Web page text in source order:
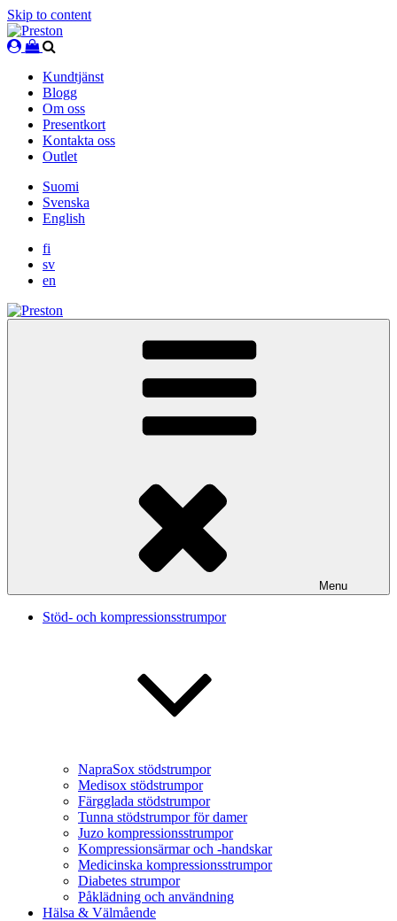
Skip to content
Kundtjänst
Blogg
Om oss
Presentkort
Kontakta oss
Outlet
Suomi
Svenska
English
fi
sv
en
Menu
Stöd- och kompressionsstrumpor
NapraSox stödstrumpor
Medisox stödstrumpor
Färgglada stödstrumpor
Tunna stödstrumpor för damer
Juzo kompressionsstrumpor
Kompressionsärmar och -handskar
Medicinska kompressionsstrumpor
Diabetes strumpor
Påklädning och användning
Hälsa & Välmående